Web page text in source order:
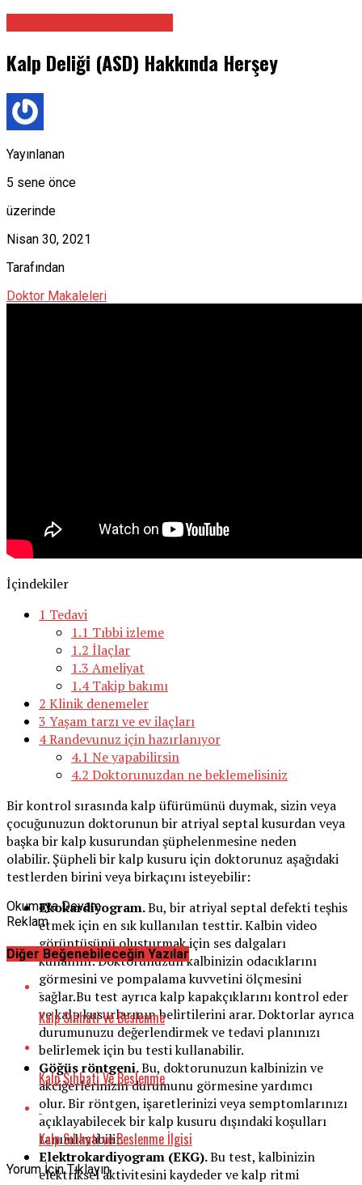
Kalp Deliği (ASD) Hakkında Herşey
Yayınlanan
5 sene önce
üzerinde
Nisan 30, 2021
Tarafından
Doktor Makaleleri
İçindekiler
1 Tedavi
1.1 Tıbbi izleme
1.2 İlaçlar
1.3 Ameliyat
1.4Takip bakımı
2 Klinik denemeler
3 Yaşam tarzı ve ev ilaçları
4Randevunuz için hazırlanıyor
4.1 Ne yapabilirsin
4.2 Doktorunuzdan ne beklemelisiniz
Bir kontrol sırasında kalp üfürümünü duymak, sizin veya
çocuğunuzun doktorunun bir atriyal septal kusurdan veya
başka bir kalp kusurundan şüphelenmesine neden
olabilir. Şüpheli bir kalp kusuru için doktorunuz aşağıdaki
testlerden birini veya birkaçını isteyebilir:
Ekokardiyogram.Bu, bir atriyal septal defekti teşhis
etmek için en sık kullanılan testtir. Kalbin video
görüntüsünü oluşturmak için ses dalgaları
kullanılır. Doktorunuzun kalbinizin odacıklarını
görmesini ve pompalama kuvvetini ölçmesini
sağlar.Bu test ayrıca kalp kapakçıklarını kontrol eder
ve kalp kusurlarının belirtilerini arar. Doktorlar ayrıca
durumunuzu değerlendirmek ve tedavi planınızı
belirlemek için bu testi kullanabilir.
Göğüs röntgeni.Bu, doktorunuzun kalbinizin ve
akciğerlerinizin durumunu görmesine yardımcı
olur. Bir röntgen, işaretlerinizi veya semptomlarınızı
açıklayabilecek bir kalp kusuru dışındaki koşulları
tanımlayabilir.
Elektrokardiyogram (EKG).Bu test, kalbinizin
elektriksel aktivitesini kaydeder ve kalp ritmi
Okumaya Devam
Reklam
Diğer Beğenebileceğin Yazılar
Kalp Sıhhati Ve Beslenme
Kalp Sıhhati Ve Beslenme
Kalp Sıhhati ve Beslenme İlgisi
Yorum İçin Tıklayın